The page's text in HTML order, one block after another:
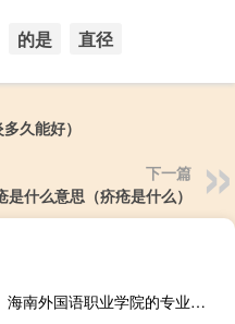
的是 直径
久能好）
下一篇
是什么意思（疥疮是什么）
海南外国语职业学院的专业有哪些